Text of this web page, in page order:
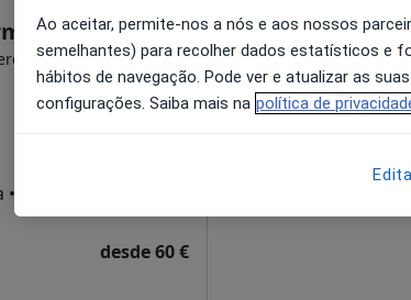
Cruz
•
desde 60 €
Hoje
7 Ago 8 Ago
Ao aceitar, permite-nos a nós e aos nossos
semelhantes) para recolher dados estatísticos e
hábitos de navegação. Pode ver e atualizar as
configurações. Saiba mais na política de